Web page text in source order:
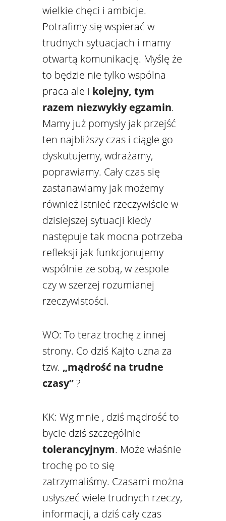
wielkie chęci i ambicje.
Potrafimy się wspierać w
trudnych sytuacjach i mamy
otwartą komunikację. Myślę że
to będzie nie tylko wspólna
praca ale i kolejny, tym
razem niezwykły egzamin.
Mamy już pomysły jak przejść
ten najbliższy czas i ciągle go
dyskutujemy, wdrażamy,
poprawiamy. Cały czas się
zastanawiamy jak możemy
również istnieć rzeczywiście w
dzisiejszej sytuacji kiedy
następuje tak mocna potrzeba
refleksji jak funkcjonujemy
wspólnie ze sobą, w zespole
czy w szerzej rozumianej
rzeczywistości.
WO: To teraz trochę z innej
strony. Co dziś Kajto uzna za
tzw. „mądrość na trudne
czasy”?
KK: Wg mnie , dziś mądrość to
bycie dziś szczególnie
tolerancyjnym. Może właśnie
trochę po to się
zatrzymaliśmy. Czasami można
usłyszeć wiele trudnych rzeczy,
informacji, a dziś cały czas